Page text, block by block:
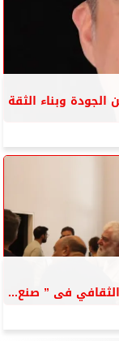
وبناء الثقة
فى ” صنع...